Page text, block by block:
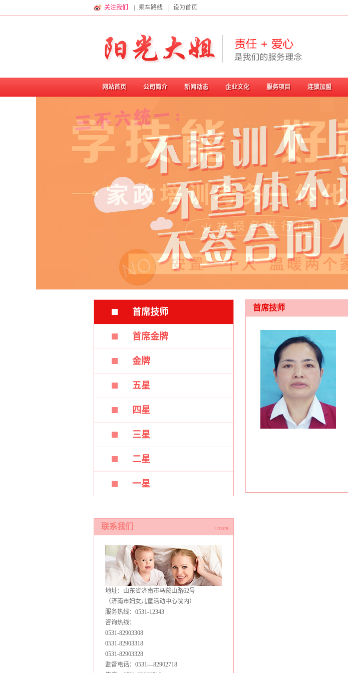
关注我们 乘车路线 设为首页
网站首页 公司简介 新闻动态 企业文化 服务项目 连锁加盟
首席技师
首席金牌
金牌
五星
四星
三星
二星
一星
+more
联系我们
地址：山东省济南市马鞍山路62号
（济南市妇女儿童活动中心院内）
服务热线：0531-12343
咨询热线：
0531-82903308
0531-82903318
0531-82903328
监督电话：0531—82902718
首席技师